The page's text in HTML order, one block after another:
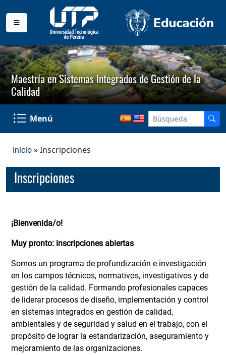
Maestría en Sistemas Integrados de Gestión de la
Calidad
Menú
Inicio » Inscripciones
Inscripciones
¡Bienvenida/o!
Muy pronto: inscripciones abiertas
Somos un programa de profundización e investigación
en los campos técnicos, normativos, investigativos y de
gestión de la calidad. Formando profesionales capaces
de liderar procesos de diseño, implementación y control
en sistemas integrados en gestión de calidad,
ambientales y de seguridad y salud en el trabajo, con el
propósito de lograr la estandarización, aseguramiento y
mejoramiento de las organizaciones.